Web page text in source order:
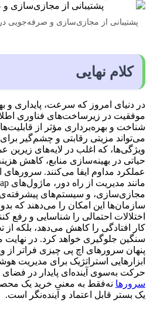
پشتیبانی از مجازی‌سازی و صرفه‌جویی در
کلام نهایی
در دنیای امروز که سرعت، پایداری و
موفقیت در زیرساخت‌های فناوری
شناخت و بهره‌برداری مؤثر از
می‌تواند مزیتی رقابتی و چشم‌گیر
ویژگی‌ها، که اغلب در لایه‌های زیرین
حیاتی در بهینه‌سازی منابع، کاهش
عملکرد مداوم ایفا می‌کنند. سرورهای
مجازی‌سازی، و سیستم‌های
سازمان‌ها این امکان را می‌دهند که
اختلالات احتمالی را شناسایی و رفع
کار افتادگی را کاهش می‌دهد، بلکه از
سنگین جلوگیری خواهد کرد. در
پنهان سرورهای اچ‌ پی چیزی فراتر از
ابزارهایی استراتژیک برای مدیریت
حرکت به‌سوی آینده‌ای پایدار در فضای
سرورها نه‌فقط به معنی خرید یک
یک بستر قابل اعتماد و آینده‌نگر است.